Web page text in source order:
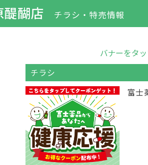
醍醐店 チラシ・特売情報
バナーをタ
チラシ
富士